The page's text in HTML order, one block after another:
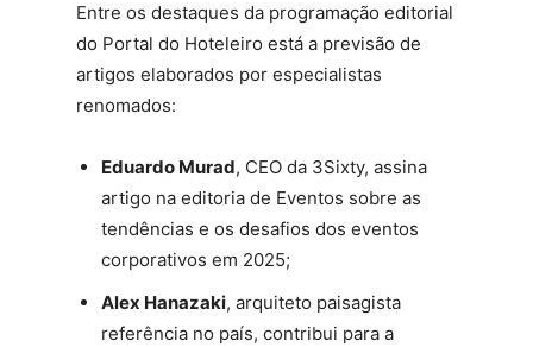
Entre os destaques da programação editorial
do Portal do Hoteleiro está a previsão de
artigos elaborados por especialistas
renomados:
Eduardo Murad, CEO da 3Sixty, assina
artigo na editoria de Eventos sobre as
tendências e os desafios dos eventos
corporativos em 2025;
Alex Hanazaki, arquiteto paisagista
referência no país, contribui para a